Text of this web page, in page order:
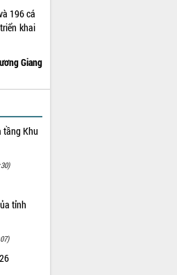
196 cá
khai
Giang
tầng Khu
tỉnh